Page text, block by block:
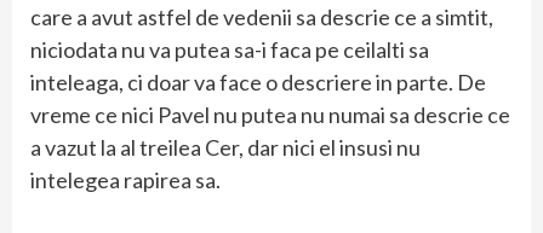
care a avut astfel de vedenii sa descrie ce a simtit,
niciodata nu va putea sa-i faca pe ceilalti sa
inteleaga, ci doar va face o descriere in parte. De
vreme ce nici Pavel nu putea nu numai sa descrie ce
a vazut la al treilea Cer, dar nici el insusi nu
intelegea rapirea sa.